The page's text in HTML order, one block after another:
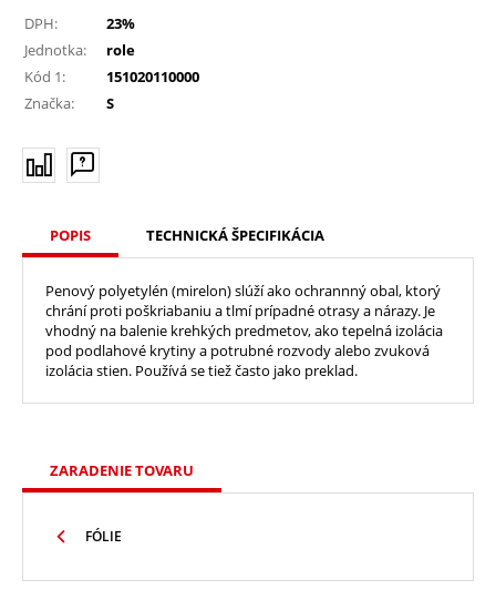
DPH:
23%
Jednotka:
role
Kód 1:
151020110000
Značka:
S
POPIS TECHNICKÁ ŠPECIFIKÁCIA
Penový polyetylén (mirelon) slúží ako ochrannný obal, ktorý
chrání proti poškriabaniu a tlmí prípadné otrasy a nárazy. Je
vhodný na balenie krehkých predmetov, ako tepelná izolácia
pod podlahové krytiny a potrubné rozvody alebo zvuková
izolácia stien. Používá se tiež často jako preklad.
ZARADENIE TOVARU
FÓLIE